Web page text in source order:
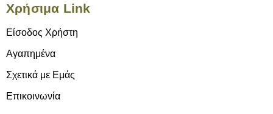
Χρήσιμα Link
Είσοδος Χρήστη
Αγαπημένα
Σχετικά με Εμάς
Επικοινωνία